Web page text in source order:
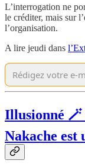
L’interrogation ne
le créditer, mais sur
l’organisation.
A lire jeudi dans
Illusionné
Nakache est